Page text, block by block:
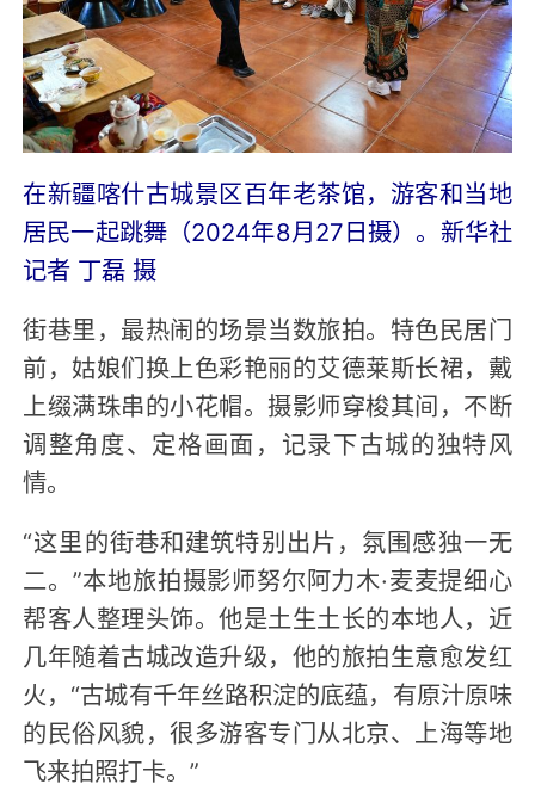
在新疆喀什古城景区百年老茶馆，游客和当地
居民一起跳舞（2024年8月27日摄）。新华社
记者 丁磊 摄
街巷里，最热闹的场景当数旅拍。特色民居门
前，姑娘们换上色彩艳丽的艾德莱斯长裙，戴
上缀满珠串的小花帽。摄影师穿梭其间，不断
调整角度、定格画面，记录下古城的独特风
情。
“这里的街巷和建筑特别出片，氛围感独一无
二。”本地旅拍摄影师努尔阿力木·麦麦提细心
帮客人整理头饰。他是土生土长的本地人，近
几年随着古城改造升级，他的旅拍生意愈发红
火，“古城有千年丝路积淀的底蕴，有原汁原味
的民俗风貌，很多游客专门从北京、上海等地
飞来拍照打卡。”